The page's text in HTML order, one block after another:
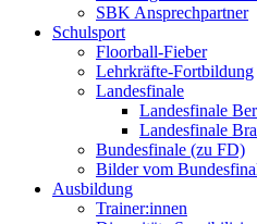
SBK Ansprechpartner
Schulsport
Floorball-Fieber
Lehrkräfte-Fortbildung
Landesfinale
Landesfinale
Landesfinale
Bundesfinale (zu FD)
Bilder vom
Ausbildung
Trainer:innen